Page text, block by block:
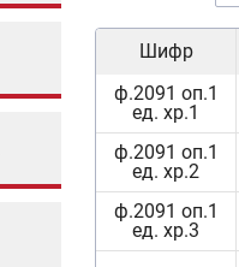
Шифр
ф.2091 оп.1
ед. хр.1
ф.2091 оп.1
ед. хр.2
ф.2091 оп.1
ед. хр.3